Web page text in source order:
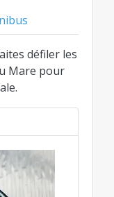
défiler les
Mare pour